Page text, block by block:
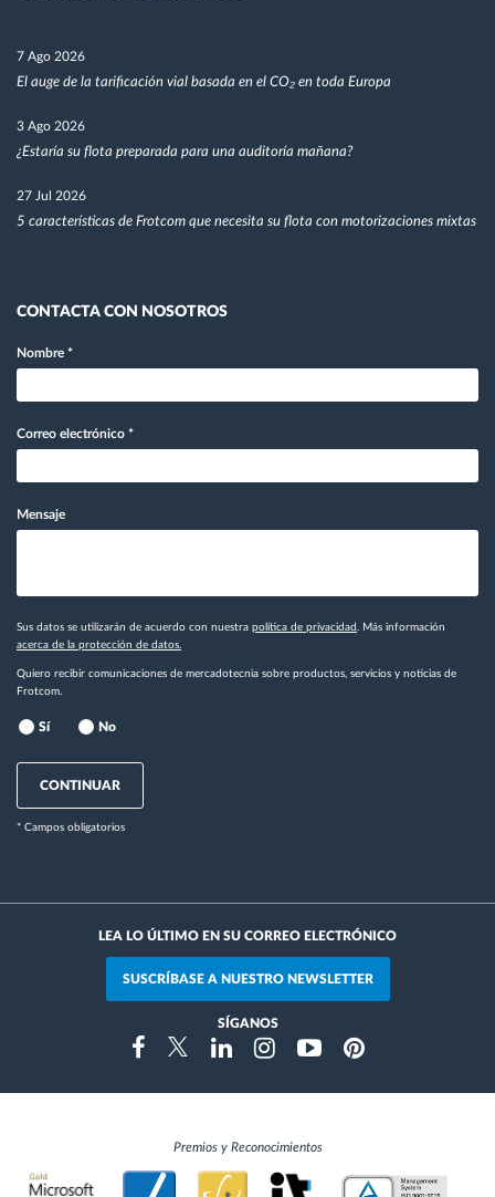
7 Ago 2026
El auge de la tarificación vial basada en el CO₂ en toda Europa
3 Ago 2026
¿Estaría su flota preparada para una auditoría mañana?
27 Jul 2026
5 características de Frotcom que necesita su flota con motorizaciones mixtas
CONTACTA CON NOSOTROS
Nombre *
Correo electrónico *
Mensaje
Sus datos se utilizarán de acuerdo con nuestra política de privacidad . Más información
acerca de la protección de datos.
Quiero recibir comunicaciones de mercadotecnia sobre productos, servicios y noticias de
Frotcom.
Sí No
CONTINUAR
* Campos obligatorios
LEA LO ÚLTIMO EN SU CORREO ELECTRÓNICO
SUSCRÍBASE A NUESTRO NEWSLETTER
SÍGANOS
FacebookTwitterLinkedinInstragramYoutubePinterest
Premios y Reconocimientos